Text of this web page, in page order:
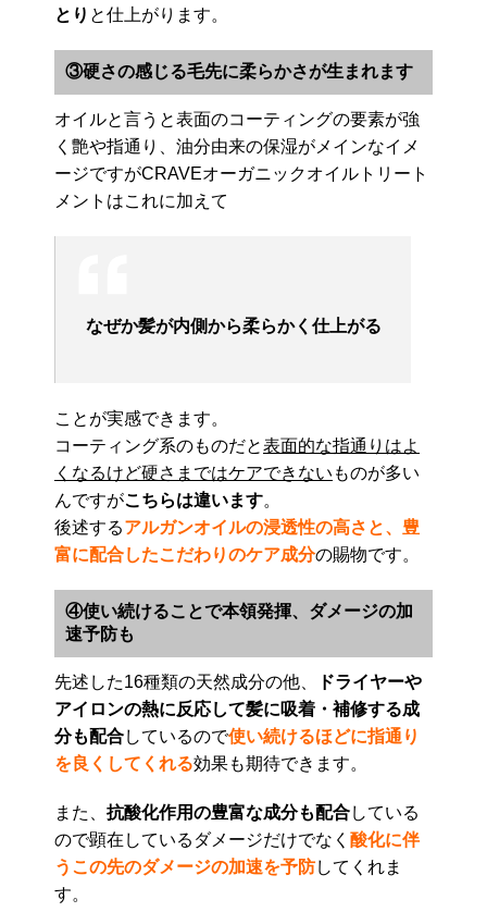
とり と仕上がります。
③硬さの感じる毛先に柔らかさが生まれます
オイルと言うと表面のコーティングの要素が強
く艶や指通り、油分由来の保湿がメインなイメ
ージですがCRAVEオーガニックオイルトリート
メントはこれに加えて
なぜか髪が内側から柔らかく仕上がる
ことが実感できます。
コーティング系のものだと表面的な指通りはよ
くなるけど硬さまではケアできない ものが多い
んですがこちらは違います。
後述するアルガンオイルの浸透性の高さと、豊
富に配合したこだわりのケア成分の賜物です。
④使い続けることで本領発揮、ダメージの加
速予防も
先述した16種類の天然成分の他、
ドライヤーや
アイロンの熱に反応して髪に吸着・補修する成
分も配合しているので使い続けるほどに指通り
を良くしてくれる効果も期待できます。
また、 抗酸化作用の豊富な成分も配合している
ので顕在しているダメージだけでなく 酸化に伴
うこの先のダメージの加速を予防してくれま
す。